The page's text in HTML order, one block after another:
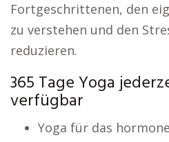
Fortgeschrittenen, den
zu verstehen und den
reduzieren.
365 Tage Yoga
verfügbar
Yoga für das